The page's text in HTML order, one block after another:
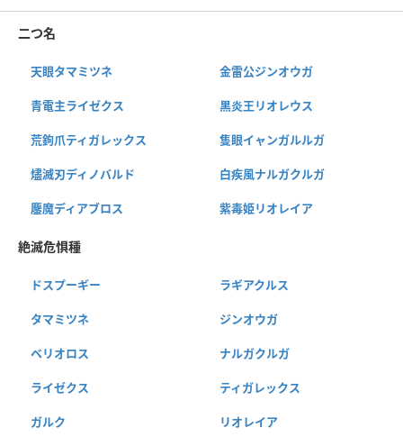
二つ名
天眼タマミツネ 金雷公ジンオウガ
青電主ライゼクス 黒炎王リオレウス
荒鉤爪ティガレックス 隻眼イャンガルルガ
燼滅刃ディノバルド 白疾風ナルガクルガ
鏖魔ディアブロス 紫毒姫リオレイア
絶滅危惧種
ドスプーギー ラギアクルス
タマミツネ ジンオウガ
ベリオロス ナルガクルガ
ライゼクス ティガレックス
ガルク リオレイア